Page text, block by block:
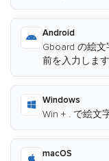
Android
Gboard の絵
前を入力します
Windows
Win + . で絵文
macOS